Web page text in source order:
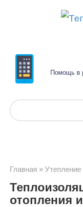
Помощь в
Поиск:
Главная » Утепление
отопления